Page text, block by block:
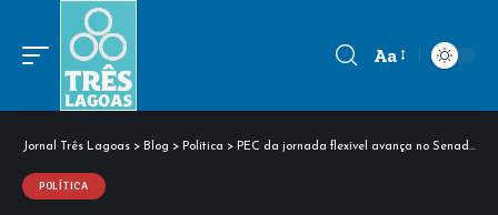
Font
Aa
Jornal Três Lagoas > Blog > Política > PEC da jornada flexível avança no Senado e pode impactar trabalhadores de Três Lagoas; entenda o debate
POLÍTICA